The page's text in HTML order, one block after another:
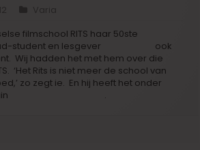
Varia
filmschool RITS haar 50ste
student en lesgever
ook
Wij hadden het met hem over die
‘Het Rits is niet meer de school van
zo zegt ie. En hij heeft het onder
.